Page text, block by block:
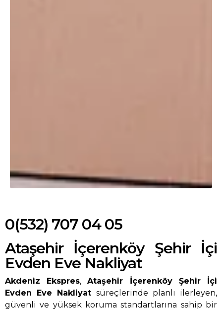
0(532) 707 04 05
Ataşehir İçerenköy Şehir İçi
Evden Eve Nakliyat
Akdeniz Ekspres,Ataşehir İçerenköy Şehir İçi
Evden Eve Nakliyat süreçlerinde planlı ilerleyen,
güvenli ve yüksek koruma standartlarına sahip bir